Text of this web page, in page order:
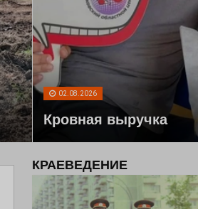
02.08.2026
Кровная выручка
КРАЕВЕДЕНИЕ